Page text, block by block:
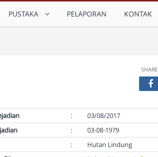
PUSTAKA PELAPORAN KONTAK
SHARE
:
03/08/2017
:
03-08-1979
:
Hutan Lindung